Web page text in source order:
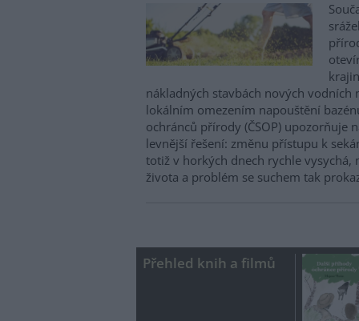
nákladných stavbách nových vodních
lokálním omezením napouštění
ochránců přírody (ČSOP) upozorňuje
levnější řešení: změnu přístupu k
totiž v horkých dnech rychle vysychá,
života a problém se suchem tak
Přehled knih a filmů